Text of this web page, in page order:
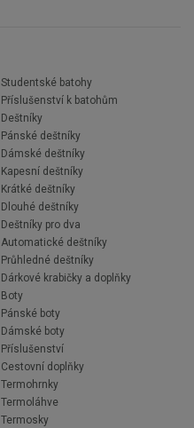
Studentské batohy
Příslušenství k batohům
Deštníky
Pánské deštníky
Dámské deštníky
Kapesní deštníky
Krátké deštníky
Dlouhé deštníky
Deštníky pro dva
Automatické deštníky
Průhledné deštníky
Dárkové krabičky a doplňky
Boty
Pánské boty
Dámské boty
Příslušenství
Cestovní doplňky
Termohrnky
Termoláhve
Termosky